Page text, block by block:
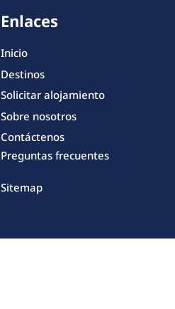
Enlaces
Inicio
Destinos
Solicitar alojamiento
Sobre nosotros
Contáctenos
Preguntas frecuentes
Sitemap